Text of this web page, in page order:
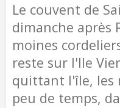
Le couvent de
dimanche après
moines
reste sur l'Ile
quittant l'île, les
peu de temps,